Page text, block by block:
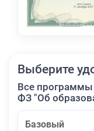
Выберите
Все программы
ФЗ "Об
Базовый